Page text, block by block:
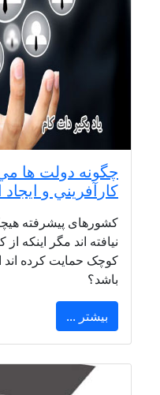
چگونه دولت ها مي
كارآفريني و
کشورهای پیشرفته
نیافته اند مگر اینکه
کوچک حمایت کرده اند
باشد؟
بیشتر ...